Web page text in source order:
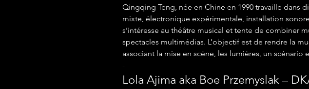
Qingqing Teng, née en Chine en 1990 travaille dans
mixte, électronique expérimentale, installation
s’intéresse au théâtre musical et tente de combiner
spectacles multimédias. L’objectif est de rendre la
associant la mise en scène, les lumières, un scénario
-
Lola Ajima aka Boe Przemyslak –